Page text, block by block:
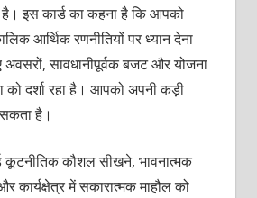
इस कार्ड का कहना है कि आपको
आर्थिक रणनीतियों पर ध्‍यान देना
अवसरों, सावधानीपूर्वक बजट और योजना
दर्शा रहा है। आपको अपनी कड़ी
है।
कौशल सीखने, भावनात्‍मक
में सकारात्‍मक माहौल को